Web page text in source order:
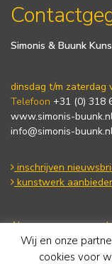
Simonis & Buunk
dinsdag t/m zaterdag
Telefoon +31 (0) 318
www.simonis-
info@simonis-
inschrijven
kunstwerk
Algemene
Privacy statement
Cookie Policy
Wij en onze
cookies voor